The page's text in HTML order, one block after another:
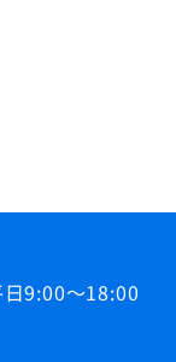
9:00～18:00